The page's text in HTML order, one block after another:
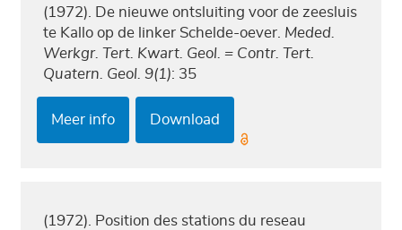
(1972). De nieuwe ontsluiting voor de zeesluis
te Kallo op de linker Schelde-oever. Meded.
Werkgr. Tert. Kwart. Geol. = Contr. Tert.
Quatern. Geol. 9(1): 35
Meer info Download
(1972). Position des stations du reseau